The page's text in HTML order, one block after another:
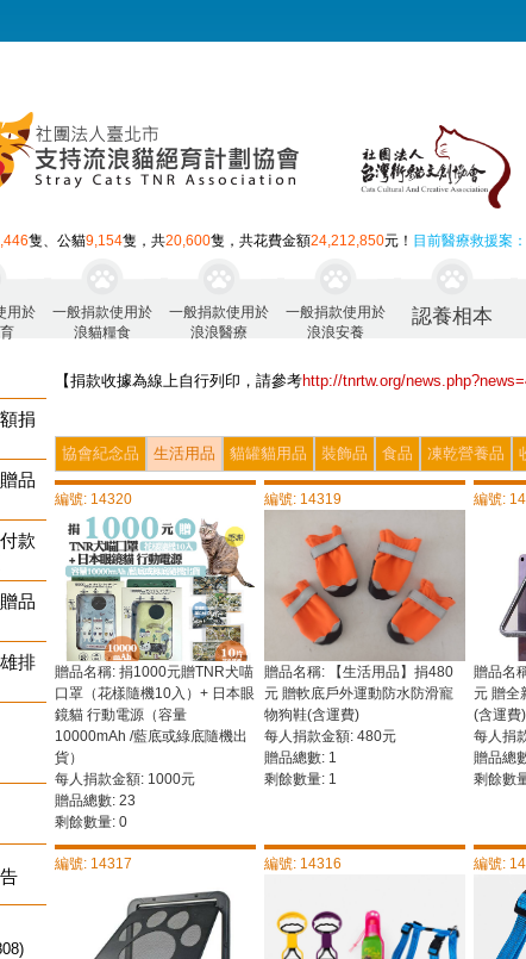
隻、公貓9,154隻，共20,600隻，共花費金額24,212,850元！ 目前醫療救援案：
用於
一般捐款使用於
浪貓糧食
一般捐款使用於
浪浪醫療
一般捐款使用於
浪浪安養
認養相本
捐
品
款
品
排
【捐款收據為線上自行列印，請參考http://tnrtw.org/
協會紀念品 生活用品 貓罐貓用品 裝飾品 食品 凍乾營養品
編號: 14320
贈品名稱: 捐1000元贈TNR犬喵
口罩（花樣隨機10入）+ 日本眼
鏡貓 行動電源（容量
10000mAh /藍底或綠底隨機出
貨）
每人捐款金額: 1000元
贈品總數: 23
剩餘數量: 0
編號: 14319
贈品名稱: 【生活用品】捐480
元 贈軟底戶外運動防水防滑寵
物狗鞋(含運費)
每人捐款金額: 480元
贈品總數: 1
剩餘數量: 1
編號:
贈品名
元 贈全
(含運費
每人捐
贈品總
剩餘數
編號: 14317 編號: 14316 編號: